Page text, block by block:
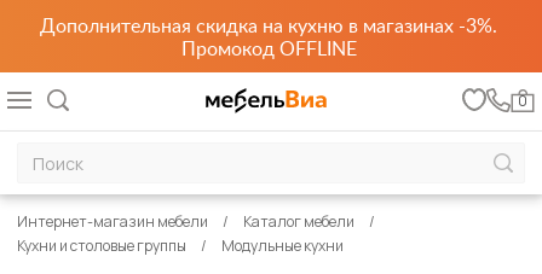
Дополнительная скидка на кухню в магазинах -3%.
Промокод OFFLINE
0
Интернет-магазин мебели
Каталог мебели
Кухни и столовые группы
Модульные кухни